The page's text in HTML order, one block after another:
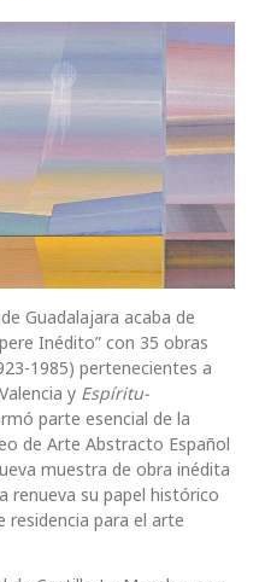
Guadalajara acaba de
Inédito” con 35 obras
1985) pertenecientes a
y Espíritu-
parte esencial de la
de Arte Abstracto Español
muestra de obra inédita
renueva su papel histórico
residencia para el arte